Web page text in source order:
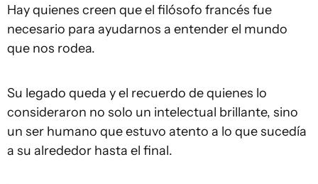
Hay quienes creen que el filósofo francés fue
necesario para ayudarnos a entender el mundo
que nos rodea.
Su legado queda y el recuerdo de quienes lo
consideraron no solo un intelectual brillante, sino
un ser humano que estuvo atento a lo que sucedía
a su alrededor hasta el final.